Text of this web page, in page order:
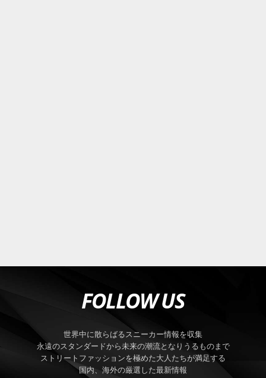
FOLLOW US
世界中に散らばるスニーカー情報を収集
永遠のスタンダードから未来の潮流となりうるものまで
ストリートファッションを極めた大人たちが満足する
国内、海外の厳選した最新情報